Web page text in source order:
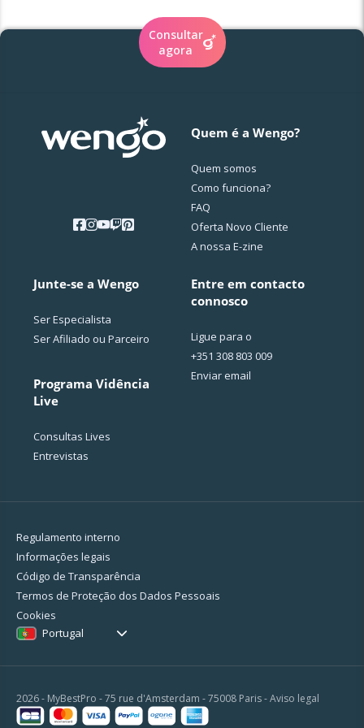
guiá-lo/a rumo ao equilíbrio e à realização
Consultar
agora
Quem é a Wengo?
Quem somos
Como funciona?
FAQ
Oferta Novo Cliente
A nossa E-zine
Junte-se a Wengo
Ser Especialista
Ser Afiliado ou Parceiro
Programa Vidência
Live
Consultas Lives
Entrevistas
Entre em contacto
connosco
Ligue para o
+351 308 803 009
Enviar email
Regulamento interno
Informações legais
Código de Transparência
Termos de Proteção dos Dados Pessoais
Cookies
Portugal
2026 - MyBestPro - 75 rue d'Amsterdam - 75008 Paris -Aviso legal